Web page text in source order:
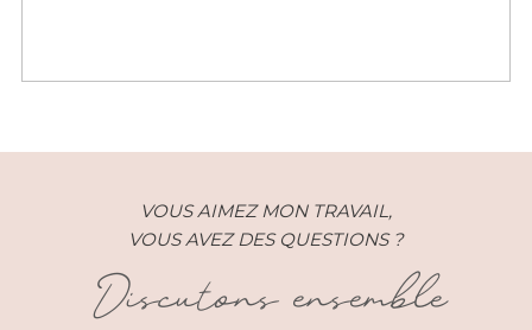
VOUS AIMEZ MON TRAVAIL,
VOUS AVEZ DES QUESTIONS ?
Discutons ensemble